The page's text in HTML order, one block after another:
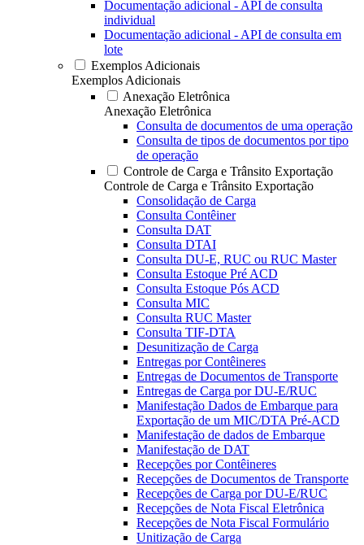
Documentação adicional - API de consulta
individual
Documentação adicional - API de consulta em
lote
Exemplos Adicionais
Exemplos Adicionais
Anexação Eletrônica
Anexação Eletrônica
Consulta de documentos de uma operação
Consulta de tipos de documentos por tipo
de operação
Controle de Carga e Trânsito Exportação
Controle de Carga e Trânsito Exportação
Consolidação de Carga
Consulta Contêiner
Consulta DAT
Consulta DTAI
Consulta DU-E, RUC ou RUC Master
Consulta Estoque Pré ACD
Consulta Estoque Pós ACD
Consulta MIC
Consulta RUC Master
Consulta TIF-DTA
Desunitização de Carga
Entregas por Contêineres
Entregas de Documentos de Transporte
Entregas de Carga por DU-E/RUC
Manifestação Dados de Embarque para
Exportação de um MIC/DTA Pré-ACD
Manifestação de dados de Embarque
Manifestação de DAT
Recepções por Contêineres
Recepções de Documentos de Transporte
Recepções de Carga por DU-E/RUC
Recepções de Nota Fiscal Eletrônica
Recepções de Nota Fiscal Formulário
Unitização de Carga